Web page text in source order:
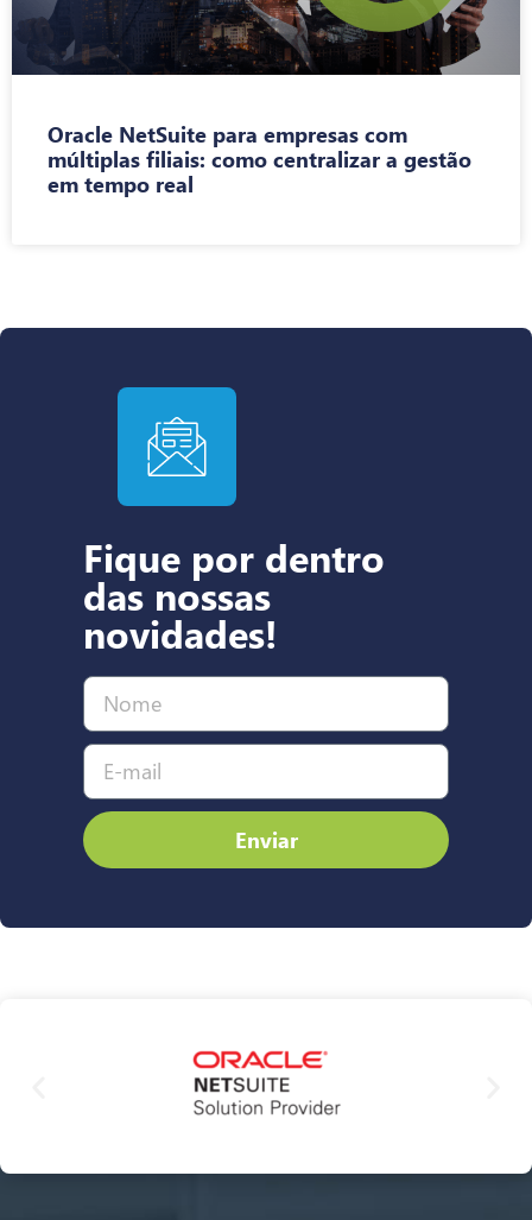
Oracle NetSuite para empresas com
múltiplas filiais: como centralizar a gestão
em tempo real
Fique por dentro
das nossas
novidades!
Enviar